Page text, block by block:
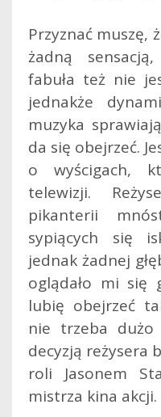
Przyznać muszę,
żadną
fabuła też nie
jednakże
muzyka
da się obejrzeć.
o wyścigach,
telewizji.
pikanterii
sypiących się
jednak żadnej
oglądało mi się
lubię obejrzeć
nie trzeba dużo
decyzją reżysera
roli Jasonem
mistrza kina akcji.